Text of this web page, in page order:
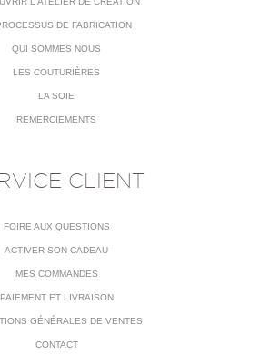
DE FABRICATION
QUI SOMMES NOUS
LES COUTURIÈRES
LA SOIE
REMERCIEMENTS
CLIENT
FOIRE AUX QUESTIONS
ACTIVER SON CADEAU
MES COMMANDES
PAIEMENT ET LIVRAISON
GÉNÉRALES DE VENTES
CONTACT